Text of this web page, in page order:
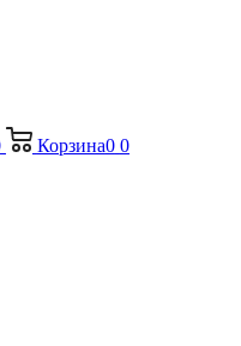
Корзина0 0